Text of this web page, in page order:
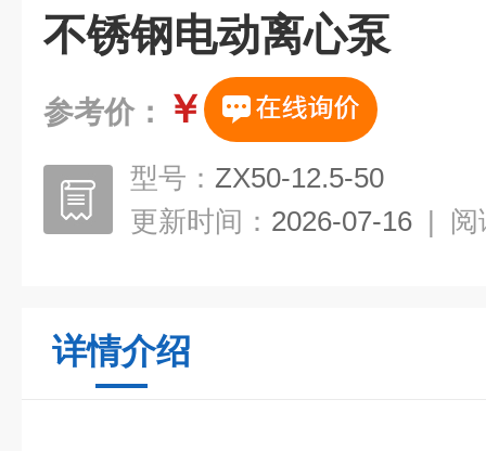
不锈钢电动离心泵
参考价： ￥
型号： ZX50-12.5-50
更新时间： 2026-07-16 | 阅
详情介绍